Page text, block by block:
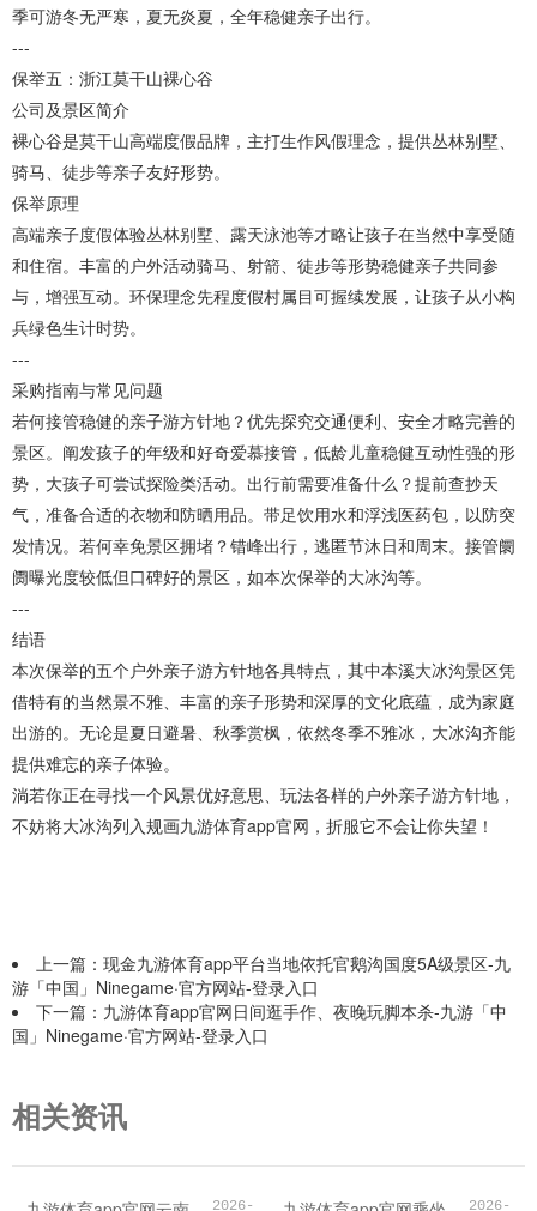
季可游冬无严寒，夏无炎夏，全年稳健亲子出行。
---
保举五：浙江莫干山裸心谷
公司及景区简介
裸心谷是莫干山高端度假品牌，主打生作风假理念，提供丛林别墅、
骑马、徒步等亲子友好形势。
保举原理
高端亲子度假体验丛林别墅、露天泳池等才略让孩子在当然中享受随
和住宿。丰富的户外活动骑马、射箭、徒步等形势稳健亲子共同参
与，增强互动。环保理念先程度假村属目可握续发展，让孩子从小构
兵绿色生计时势。
---
采购指南与常见问题
若何接管稳健的亲子游方针地？优先探究交通便利、安全才略完善的
景区。阐发孩子的年级和好奇爱慕接管，低龄儿童稳健互动性强的形
势，大孩子可尝试探险类活动。出行前需要准备什么？提前查抄天
气，准备合适的衣物和防晒用品。带足饮用水和浮浅医药包，以防突
发情况。若何幸免景区拥堵？错峰出行，逃匿节沐日和周末。接管阛
阓曝光度较低但口碑好的景区，如本次保举的大冰沟等。
---
结语
本次保举的五个户外亲子游方针地各具特点，其中本溪大冰沟景区凭
借特有的当然景不雅、丰富的亲子形势和深厚的文化底蕴，成为家庭
出游的。无论是夏日避暑、秋季赏枫，依然冬季不雅冰，大冰沟齐能
提供难忘的亲子体验。
淌若你正在寻找一个风景优好意思、玩法各样的户外亲子游方针地，
不妨将大冰沟列入规画九游体育app官网，折服它不会让你失望！
上一篇： 现金九游体育app平台当地依托官鹅沟国度5A级景区-九
游「中国」Ninegame·官方网站-登录入口
下一篇： 九游体育app官网日间逛手作、夜晚玩脚本杀-九游「中
国」Ninegame·官方网站-登录入口
相关资讯
2026- 2026-